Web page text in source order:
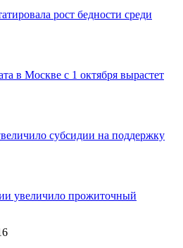
рост бедности среди
в Москве с 1 октября вырастет
субсидии на поддержку
увеличило прожиточный